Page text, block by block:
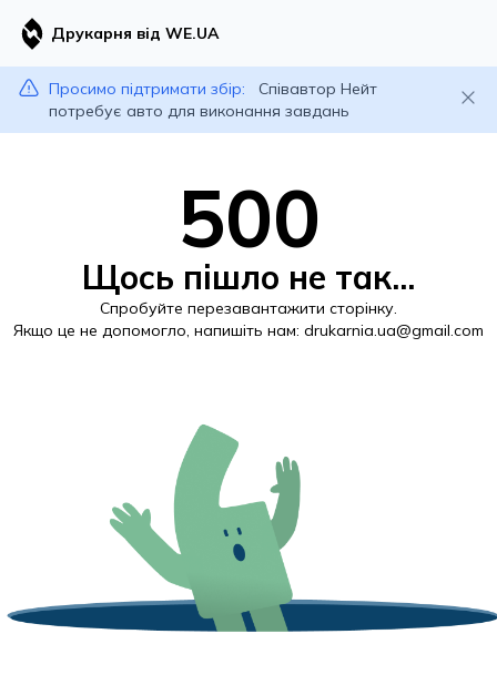
Друкарня від WE.UA
Просимо підтримати збір:
Співавтор Нейт
потребує авто для виконання завдань
500
Щось пішло не так...
Спробуйте перезавантажити сторінку.
Якщо це не допомогло, напишіть нам: drukarnia.ua@gmail.com